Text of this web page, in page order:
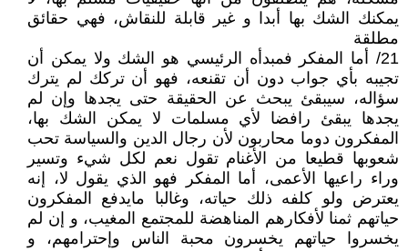
يمكنك الشك بها أبدا و غير قابلة للنقاش، فهي حقائق
مطلقة
21/ أما المفكر فمبدأه الرئيسي هو الشك ولا يمكن أن
تجيبه بأي جواب دون أن تقنعه، فهو أن تركك لم يترك
سؤاله، سيبقئ يبحث عن الحقيقة حتى يجدها وإن لم
يجدها يبقئ رافضا لأي مسلمات لا يمكن الشك بها،
المفكرون دوما محاربون لأن رجال الدين والسياسة تحب
شعوبها قطيعا من الأغنام تقول نعم لكل شيء وتسير
وراء راعيها الأعمى، أما المفكر فهو الذي يقول لا، إنه
يعترض ولو كلفه ذلك حياته، وغالبا مايدفع المفكرون
حياتهم ثمنا لأفكارهم المناهضة للمجتمع المغيب، و إن لم
يخسروا حياتهم يخسرون محبة الناس وإحترامهم، و